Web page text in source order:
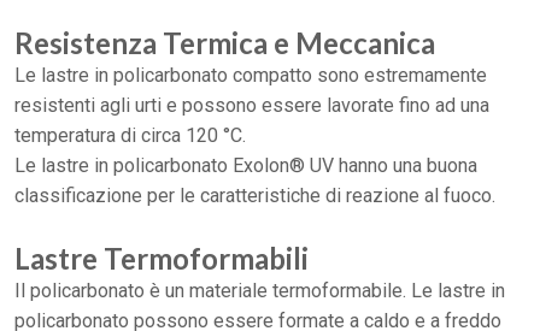
Resistenza Termica e Meccanica
Le lastre in policarbonato compatto sono estremamente
resistenti agli urti e possono essere lavorate fino ad una
temperatura di circa 120 °C.
Le lastre in policarbonato Exolon® UV hanno una buona
classificazione per le caratteristiche di reazione al fuoco.
Lastre Termoformabili
Il policarbonato è un materiale termoformabile. Le lastre in
policarbonato possono essere formate a caldo e a freddo